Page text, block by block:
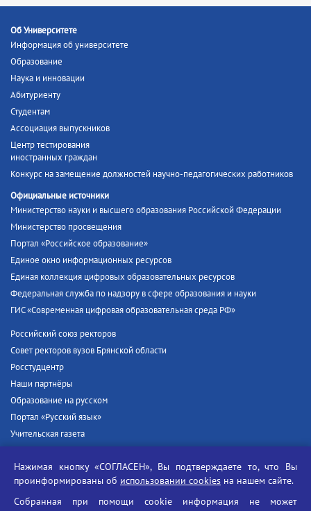
Об Университете
Информация об университете
Образование
Наука и инновации
Абитуриенту
Студентам
Ассоциация выпускников
Центр тестирования
иностранных граждан
Конкурс на замещение должностей научно-педагогических работников
Официальные источники
Министерство науки и высшего образования Российской Федерации
Министерство просвещения
Портал «Российское образование»
Единое окно информационных ресурсов
Единая коллекция цифровых образовательных ресурсов
Федеральная служба по надзору в сфере образования и науки
ГИС «Современная цифровая образовательная среда РФ»
Российский союз ректоров
Совет ректоров вузов Брянской области
Росстудцентр
Наши партнёры
Образование на русском
Портал «Русский язык»
Учительская газета
Единый портал государственных услуг
Противодействие угрозам информационной безопасности
Нажимая кнопку «СОГЛАСЕН», Вы подтверждаете то, что Вы
проинформированы об использовании cookies на нашем сайте.
Собранная при помощи cookie информация не может